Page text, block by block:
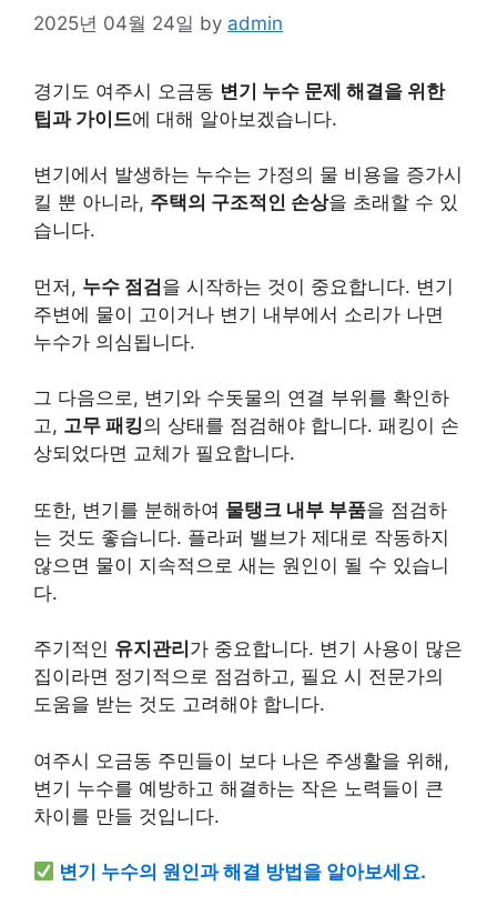
2025년 04월 24일 by admin
경기도 여주시 오금동 변기 누수 문제 해결을 위한
팁과 가이드에 대해 알아보겠습니다.
변기에서 발생하는 누수는 가정의 물 비용을 증가시
킬 뿐 아니라, 주택의 구조적인 손상을 초래할 수 있
습니다.
먼저, 누수 점검을 시작하는 것이 중요합니다. 변기
주변에 물이 고이거나 변기 내부에서 소리가 나면
누수가 의심됩니다.
그 다음으로, 변기와 수돗물의 연결 부위를 확인하
고, 고무 패킹의 상태를 점검해야 합니다. 패킹이 손
상되었다면 교체가 필요합니다.
또한, 변기를 분해하여 물탱크 내부 부품을 점검하
는 것도 좋습니다. 플라퍼 밸브가 제대로 작동하지
않으면 물이 지속적으로 새는 원인이 될 수 있습니
다.
주기적인 유지관리 가 중요합니다. 변기 사용이 많은
집이라면 정기적으로 점검하고, 필요 시 전문가의
도움을 받는 것도 고려해야 합니다.
여주시 오금동 주민들이 보다 나은 주생활을 위해,
변기 누수를 예방하고 해결하는 작은 노력들이 큰
차이를 만들 것입니다.
변기 누수의 원인과 해결 방법을 알아보세요.